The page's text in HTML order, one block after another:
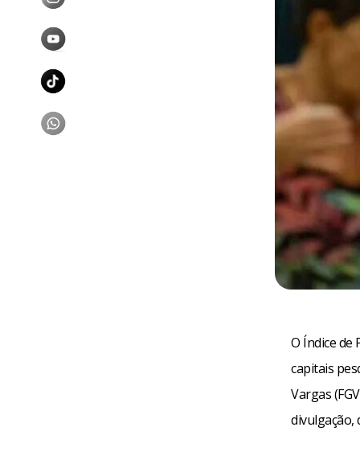
O Índice de
capitais
Vargas
divulgação,